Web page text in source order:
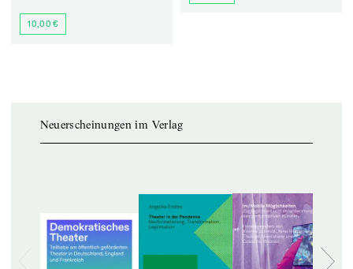
10,00 €
Neuerscheinungen im Verlag